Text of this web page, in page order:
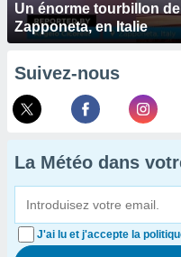
Un énorme tourbillon
Zapponeta, en Italie
Suivez-nous
La Météo dans
J'ai lu et j'accepte la